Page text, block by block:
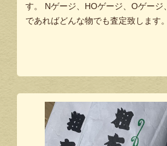
す。 Nゲージ、HOゲージ、Oゲージ
であればどんな物でも査定致します